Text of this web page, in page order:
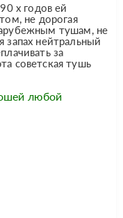
х годов ей
не дорогая
тушам, не
запах нейтральный
за
советская тушь
любой